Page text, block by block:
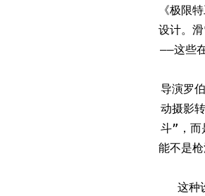
《极限
设计。
——这些
导演罗
动摄影
斗”，而
能不是
这种